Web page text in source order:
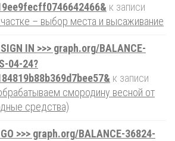
к записи
– выбор места и высаживание
IN >>> graph.org/BALANCE-
04-24?
к записи
смородину весной от
средства)
>>> graph.org/BALANCE-36824-